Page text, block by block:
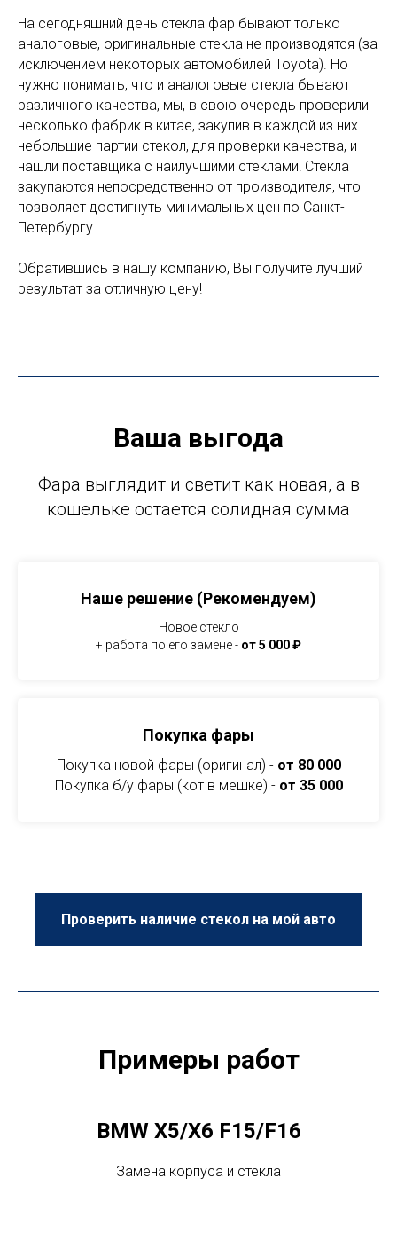
На сегодняшний день стекла фар бывают только
аналоговые, оригинальные стекла не производятся (за
исключением некоторых автомобилей Toyota). Но
нужно понимать, что и аналоговые стекла бывают
различного качества, мы, в свою очередь проверили
несколько фабрик в китае, закупив в каждой из них
небольшие партии стекол, для проверки качества, и
нашли поставщика с наилучшими стеклами! Стекла
закупаются непосредственно от производителя, что
позволяет достигнуть минимальных цен по Санкт-
Петербургу.
Обратившись в нашу компанию, Вы получите лучший
результат за отличную цену!
Ваша выгода
Фара выглядит и светит как новая, а в
кошельке остается солидная сумма
Наше решение (Рекомендуем)
Новое стекло
+ работа по его замене - от 5 000 ₽
Покупка фары
Покупка новой фары (оригинал) - от 80 000
Покупка б/у фары (кот в мешке) - от 35 000
Проверить наличие стекол на мой авто
Примеры работ
BMW X5/X6 F15/F16
Замена корпуса и стекла